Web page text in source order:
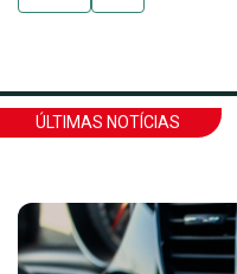
ÚLTIMAS NOTÍCIAS